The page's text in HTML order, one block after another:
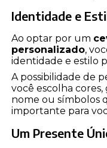
Identidade e
Ao optar por um
personalizado,
identidade e estilo
A possibilidade de
você escolha cores,
nome ou símbolos
importante para
Um Presente